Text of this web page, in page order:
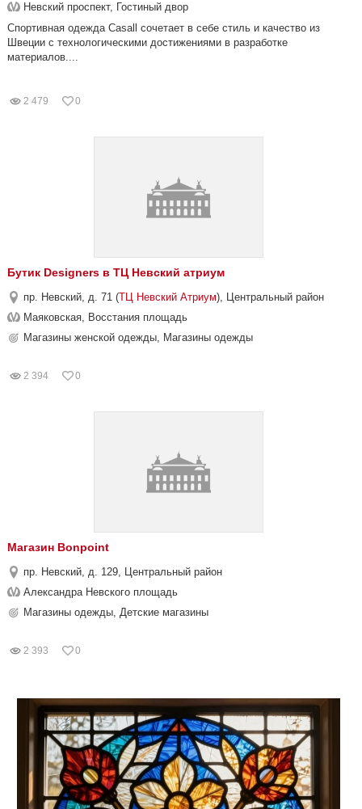
Невский проспект, Гостиный двор
Спортивная одежда Casall сочетает в себе стиль и качество из
Швеции с технологическими достижениями в разработке
материалов....
2 479 0
Бутик Designers в ТЦ Невский атриум
пр. Невский, д. 71 (ТЦ Невский Атриум), Центральный район
Маяковская, Восстания площадь
Магазины женской одежды, Магазины одежды
2 394 0
Магазин Bonpoint
пр. Невский, д. 129, Центральный район
Александра Невского площадь
Магазины одежды, Детские магазины
2 393 0